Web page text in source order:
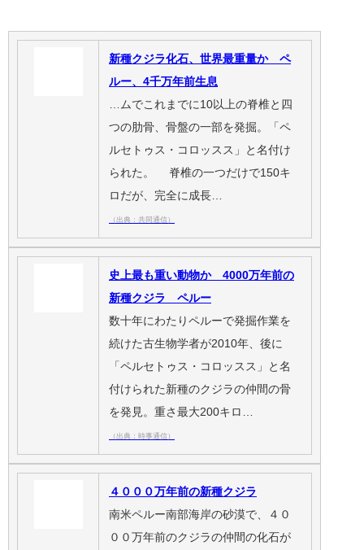
新種クジラ化石、世界最重量か ペ
ルー、4千万年前生息
…ムでこれまでに10以上の脊椎と四
つの肋骨、骨盤の一部を発掘。「ペ
ルセトゥス・コロッスス」と名付け
られた。 脊椎の一つだけで150キ
ロだが、完全に成長…
（出典：共同通信）
史上最も重い動物か 4000万年前の
新種クジラ ペルー
数十年にわたりペルーで発掘作業を
続けた古生物学者が2010年、後に
「ペルセトゥス・コロッスス」と名
付けられた新種のクジラの仲間の骨
を発見。重さ最大200キロ…
（出典：時事通信）
４０００万年前の新種クジラ
南米ペルー南部海岸の砂漠で、４０
００万年前のクジラの仲間の化石が